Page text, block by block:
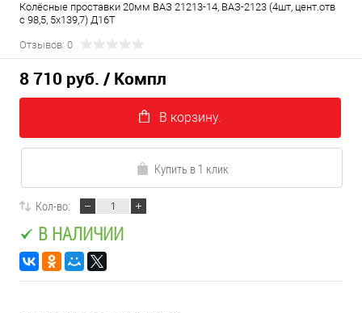
Колёсные проставки 20мм ВАЗ 21213-14, ВАЗ-2123 (4шт, цент.отв
с 98,5, 5х139,7) Д16Т
Отзывов: 0
8 710 руб. / Компл
В корзину.
Купить в 1 клик
Кол-во:
В НАЛИЧИИ